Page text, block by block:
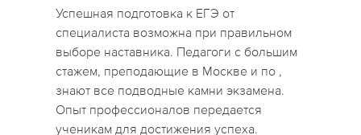
Успешная подготовка к ЕГЭ от
специалиста возможна при правильном
выборе наставника. Педагоги с большим
стажем, преподающие в Москве и по ,
знают все подводные камни экзамена.
Опыт профессионалов передается
ученикам для достижения успеха.